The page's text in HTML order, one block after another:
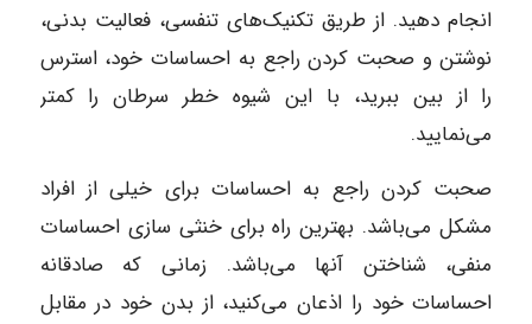
انجام دهید. از طریق تکنیک‌های تنفسی، فعالیت بدنی،
نوشتن و صحبت کردن راجع به احساسات خود، استرس
را از بین ببرید، با این شیوه خطر سرطان را کمتر
می‌نمایید.
صحبت کردن راجع به احساسات برای خیلی از افراد
مشکل می‌باشد. بهترین راه برای خنثی سازی احساسات
منفی، شناختن آنها می‌باشد. زمانی که صادقانه
احساسات خود را اذعان می‌کنید، از بدن خود در مقابل